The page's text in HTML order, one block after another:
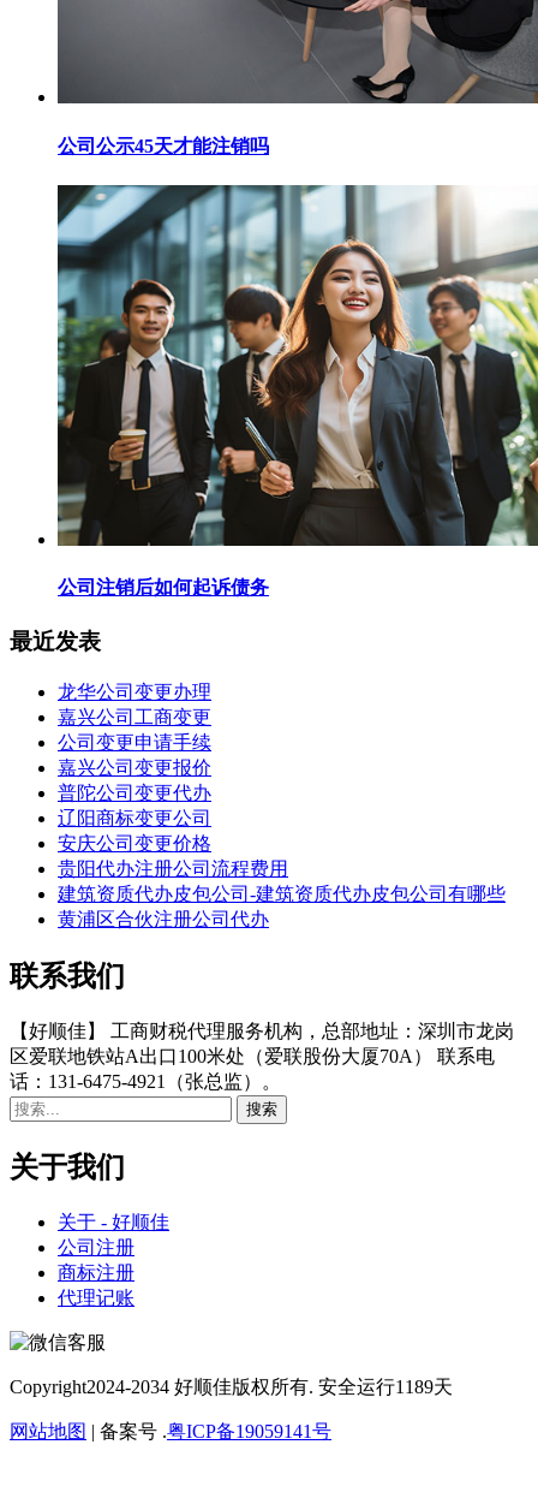
公司公示45天才能注销吗
公司注销后如何起诉债务
最近发表
龙华公司变更办理
嘉兴公司工商变更
公司变更申请手续
嘉兴公司变更报价
普陀公司变更代办
辽阳商标变更公司
安庆公司变更价格
贵阳代办注册公司流程费用
建筑资质代办皮包公司-建筑资质代办皮包公司有哪些
黄浦区合伙注册公司代办
联系我们
【好顺佳】 工商财税代理服务机构，总部地址：深圳市龙岗
区爱联地铁站A出口100米处（爱联股份大厦70A） 联系电
话：131-6475-4921（张总监）。
关于我们
关于 - 好顺佳
公司注册
商标注册
代理记账
Copyright2024-2034 好顺佳版权所有. 安全运行1189天
网站地图 | 备案号 .粤ICP备19059141号